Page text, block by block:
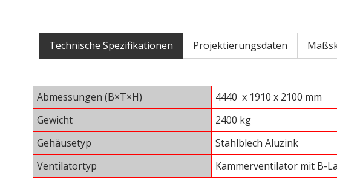
Technische Spezifikationen Projektierungsdaten
Abmessungen (B×T×H)
4440 x 1910 x 2100 mm
Gewicht
2400 kg
Gehäusetyp
Stahlblech Aluzink
Ventilatortyp
Kammerventilator mit B-